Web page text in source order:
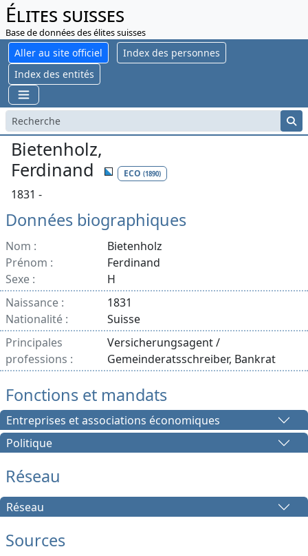
Élites suisses
Base de données des élites suisses
Aller au site officiel
Index des personnes
Index des entités
Bietenholz,
Ferdinand
ECO (1890)
1831 -
Données biographiques
Nom :
Bietenholz
Prénom :
Ferdinand
Sexe :
H
Naissance :
1831
Nationalité :
Suisse
Principales
professions :
Versicherungsagent /
Gemeinderatsschreiber, Bankrat
Fonctions et mandats
Entreprises et associations économiques
Politique
Réseau
Réseau
Sources